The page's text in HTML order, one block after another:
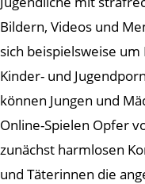
Bildern, Videos und
sich beispielsweise
Kinder- und
können Jungen und
Online-Spielen Opfer
zunächst harmlosen
und Täterinnen die